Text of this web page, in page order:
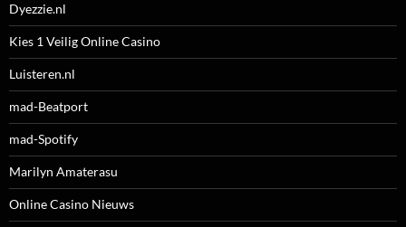
Dyezzie.nl
Kies 1 Veilig Online Casino
Luisteren.nl
mad-Beatport
mad-Spotify
Marilyn Amaterasu
Online Casino Nieuws